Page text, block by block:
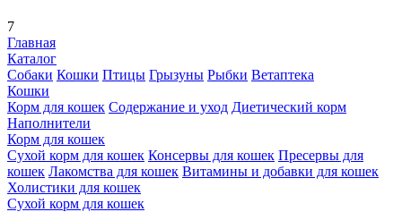
7
Главная
Каталог
Собаки Кошки Птицы Грызуны Рыбки Ветаптека
Кошки
Корм для кошек Содержание и уход Диетический корм
Наполнители
Корм для кошек
Сухой корм для кошек Консервы для кошек Пресервы для
кошек Лакомства для кошек Витамины и добавки для кошек
Холистики для кошек
Сухой корм для кошек